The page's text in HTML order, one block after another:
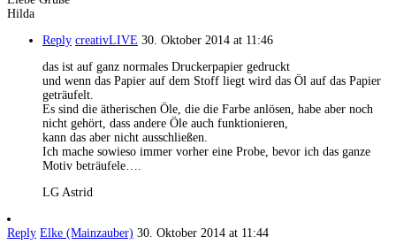
Hilda
Reply creativLIVE 30. Oktober 2014 at 11:46
das ist auf ganz normales Druckerpapier gedruckt
und wenn das Papier auf dem Stoff liegt wird das Öl auf das Papier
geträufelt.
Es sind die ätherischen Öle, die die Farbe anlösen, habe aber noch
nicht gehört, dass andere Öle auch funktionieren,
kann das aber nicht ausschließen.
Ich mache sowieso immer vorher eine Probe, bevor ich das ganze
Motiv beträufele….
LG Astrid
Reply Elke (Mainzauber) 30. Oktober 2014 at 11:44